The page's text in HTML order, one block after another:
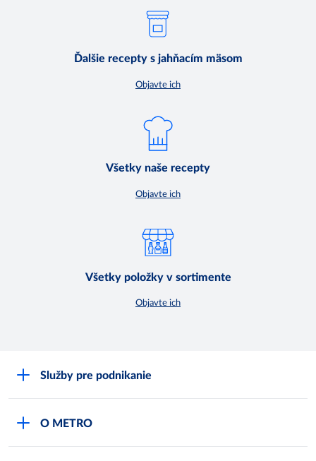
Ďalšie recepty s jahňacím mäsom
Objavte ich
Všetky naše recepty
Objavte ich
Všetky položky v sortimente
Objavte ich
Služby pre podnikanie
O METRO